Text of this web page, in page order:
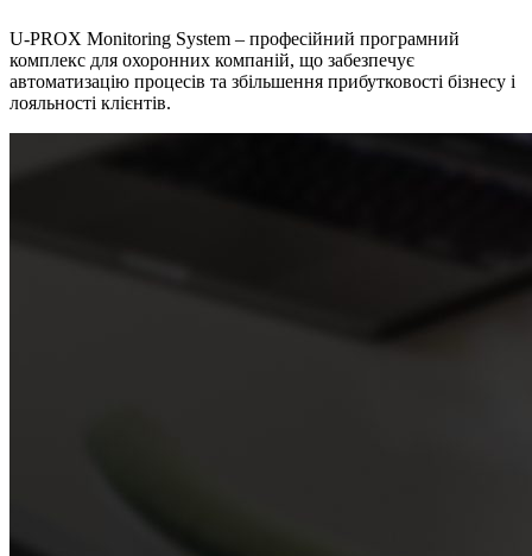
U-PROX Monitoring System – професійний програмний
комплекс для охоронних компаній, що забезпечує
автоматизацію процесів та збільшення прибутковості бізнесу і
лояльності клієнтів.